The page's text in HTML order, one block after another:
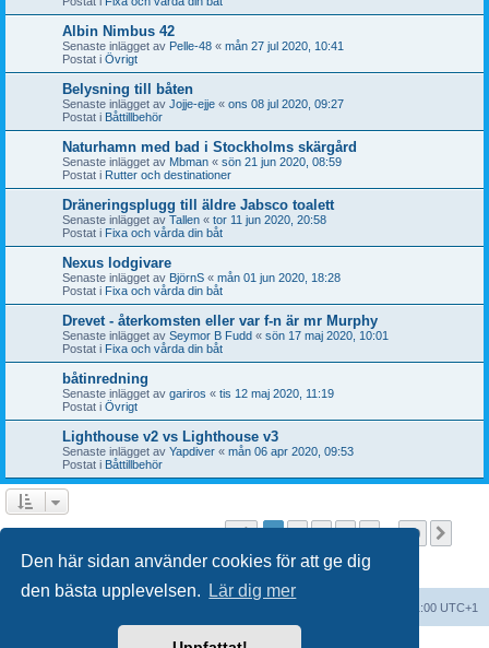
Den här sidan använder cookies för att ge dig
den bästa upplevelsen.
Lär dig mer
Albin Nimbus 42
Senaste inlägget av Pelle-48 « mån 27 jul 2020, 10:41
Postat i Övrigt
Belysning till båten
Senaste inlägget av Jojje-ejje « ons 08 jul 2020, 09:27
Postat i Båttillbehör
Naturhamn med bad i Stockholms skärgård
Senaste inlägget av Mbman « sön 21 jun 2020, 08:59
Postat i Rutter och destinationer
Dräneringsplugg till äldre Jabsco toalett
Senaste inlägget av Tallen « tor 11 jun 2020, 20:58
Postat i Fixa och vårda din båt
Nexus lodgivare
Senaste inlägget av BjörnS « mån 01 jun 2020, 18:28
Postat i Fixa och vårda din båt
Drevet - återkomsten eller var f-n är mr Murphy
Senaste inlägget av Seymor B Fudd « sön 17 maj 2020, 10:01
Postat i Fixa och vårda din båt
båtinredning
Senaste inlägget av gariros « tis 12 maj 2020, 11:19
Postat i Övrigt
Lighthouse v2 vs Lighthouse v3
Senaste inlägget av Yapdiver « mån 06 apr 2020, 09:53
Postat i Båttillbehör
Sökningen fann fler än 1000 träffar Sida1av20
1 2 3 4 5 20
Alla tidsangivelser är UTC+01:00 UTC+1